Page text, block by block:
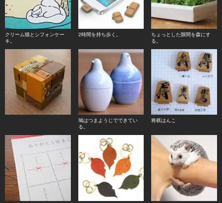
クリーム猫とシフォンケー
キ。
2時間を持ち歩く。
ちょっとした隙間を森にす
る。
鳩はつまようじでできてい
る。
将棋はんこ